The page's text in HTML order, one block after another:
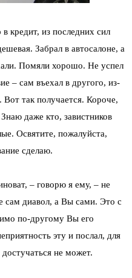
кредит, из последних сил
Забрал в автосалоне, а
Помяли хорошо. Не успел
– сам въехал в другого, из-
Вот так получается. Короче,
даже кто, завистников
Освятите, пожалуйста,
сделаю.
– говорю я ему, – не
сам диавол, а Вы сами. Это с
по-другому Вы его
эту и послал, для
не может.